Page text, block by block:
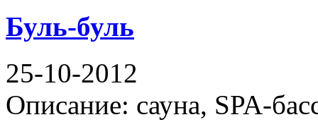
Буль-буль
25-10-2012
Описание: сауна, SPA-